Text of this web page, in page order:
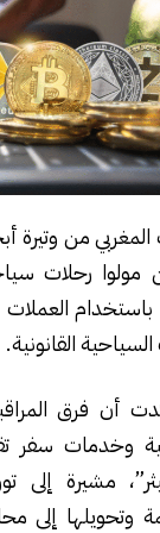
من وتيرة
مولوا رحلات
العملات
القانونية.
أن فرق
سفر
مشيرة
وتحويلها إلى